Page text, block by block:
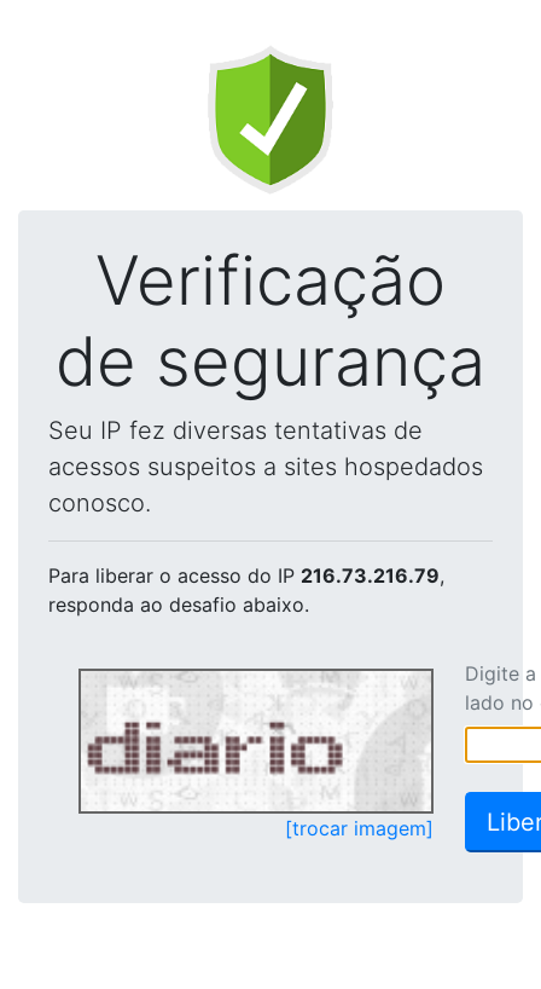
Verificação
de segurança
Seu IP fez diversas tentativas de
acessos suspeitos a sites hospedados
conosco.
Para liberar o acesso do IP 216.73.216.79,
responda ao desafio abaixo.
[trocar imagem]
Digite
lado no